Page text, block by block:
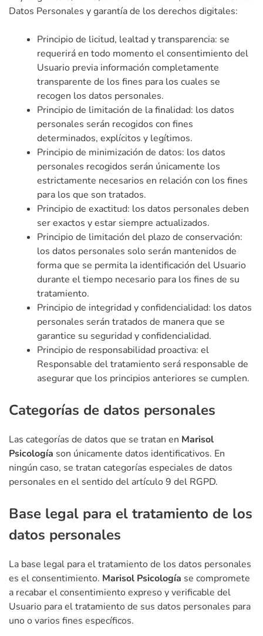
Datos Personales y garantía de los derechos digitales:
Principio de licitud, lealtad y transparencia: se
requerirá en todo momento el consentimiento del
Usuario previa información completamente
transparente de los fines para los cuales se
recogen los datos personales.
Principio de limitación de la finalidad: los datos
personales serán recogidos con fines
determinados, explícitos y legítimos.
Principio de minimización de datos: los datos
personales recogidos serán únicamente los
estrictamente necesarios en relación con los fines
para los que son tratados.
Principio de exactitud: los datos personales deben
ser exactos y estar siempre actualizados.
Principio de limitación del plazo de conservación:
los datos personales solo serán mantenidos de
forma que se permita la identificación del Usuario
durante el tiempo necesario para los fines de su
tratamiento.
Principio de integridad y confidencialidad: los datos
personales serán tratados de manera que se
garantice su seguridad y confidencialidad.
Principio de responsabilidad proactiva: el
Responsable del tratamiento será responsable de
asegurar que los principios anteriores se cumplen.
Categorías de datos personales
Las categorías de datos que se tratan en Marisol
Psicología son únicamente datos identificativos. En
ningún caso, se tratan categorías especiales de datos
personales en el sentido del artículo 9 del RGPD.
Base legal para el tratamiento de los
datos personales
La base legal para el tratamiento de los datos personales
es el consentimiento. Marisol Psicología se compromete
a recabar el consentimiento expreso y verificable del
Usuario para el tratamiento de sus datos personales para
uno o varios fines específicos.